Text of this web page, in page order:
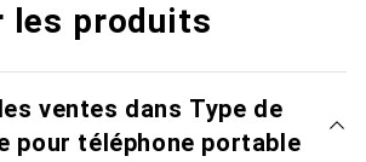
les produits
ventes dans Type de
pour téléphone portable